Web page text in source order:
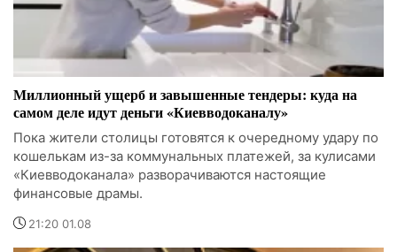
Миллионный ущерб и завышенные тендеры: куда на
самом деле идут деньги «Киевводоканалу»
Пока жители столицы готовятся к очередному удару по
кошелькам из-за коммунальных платежей, за кулисами
«Киевводоканала» разворачиваются настоящие
финансовые драмы.
21:20 01.08